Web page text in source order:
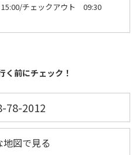
チェックアウト 09:30
く前にチェック！
78-2012
地図で見る